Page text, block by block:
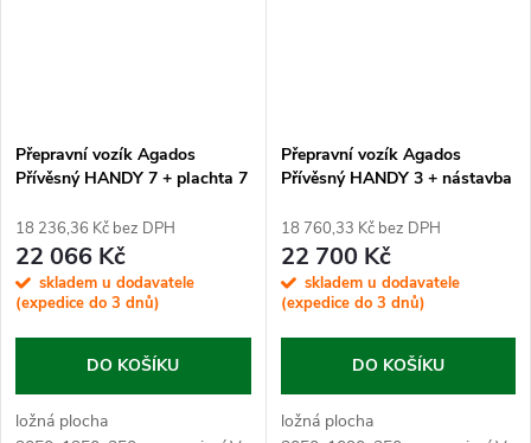
Přepravní vozík Agados
Přívěsný HANDY 7 + plachta 7
18 236,36 Kč bez DPH
22 066 Kč
skladem u dodavatele
(expedice do 3 dnů)
DO KOŠÍKU
ložná plocha
Přepravní vozík Agados
Přívěsný HANDY 3 + nástavba
op.kolečko
18 760,33 Kč bez DPH
22 700 Kč
skladem u dodavatele
(expedice do 3 dnů)
DO KOŠÍKU
ložná plocha